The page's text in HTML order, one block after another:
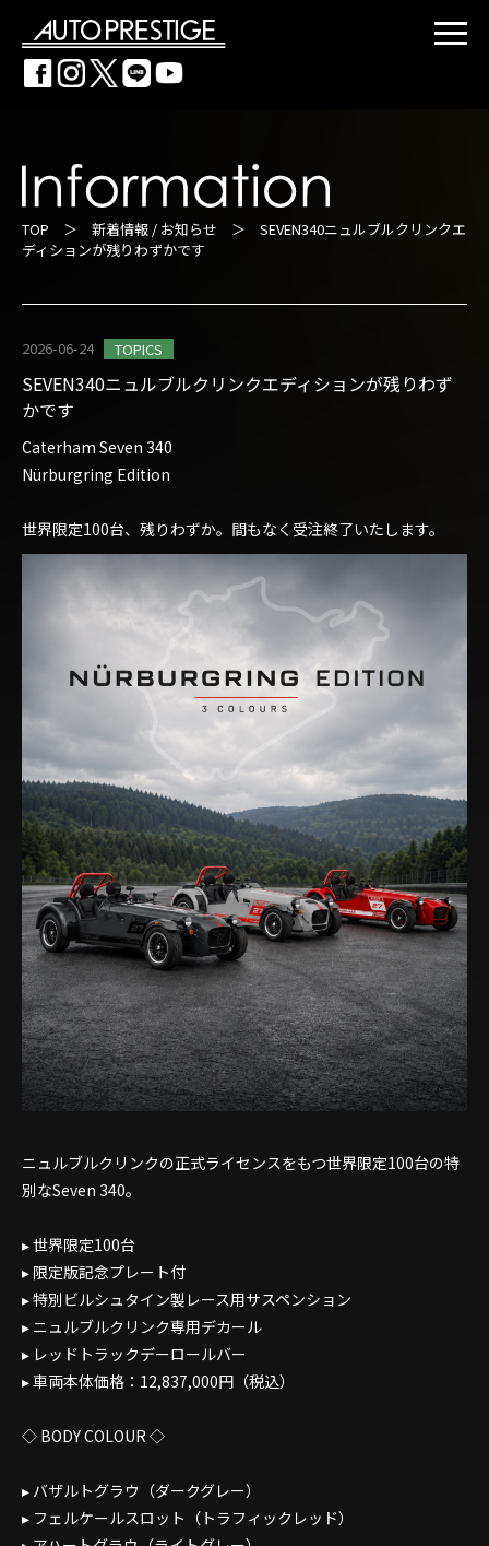
TOP ＞ 新着情報 / お知らせ ＞ SEVEN340ニュルブルクリンクエ
ディションが残りわずかです
2026-06-24 TOPICS
SEVEN340ニュルブルクリンクエディションが残りわず
かです
Caterham Seven 340
Nürburgring Edition
世界限定100台、残りわずか。間もなく受注終了いたします。
ニュルブルクリンクの正式ライセンスをもつ世界限定100台の特
別なSeven 340。
▸ 世界限定100台
▸ 限定版記念プレート付
▸ 特別ビルシュタイン製レース用サスペンション
▸ ニュルブルクリンク専用デカール
▸ レッドトラックデーロールバー
▸ 車両本体価格：12,837,000円（税込）
◇ BODY COLOUR ◇
▸ バザルトグラウ（ダークグレー）
▸ フェルケールスロット（トラフィックレッド）